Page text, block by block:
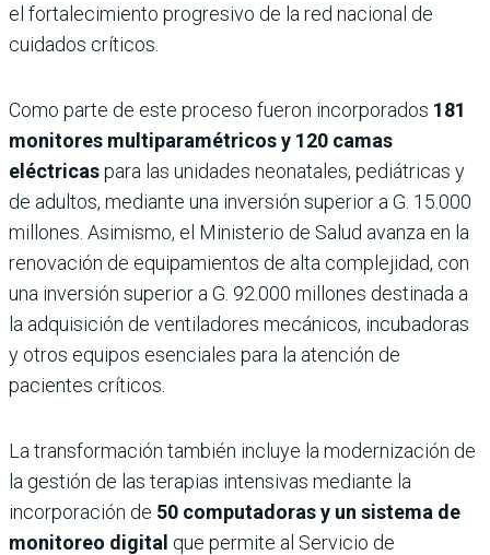
el fortalecimiento progresivo de la red nacional de
cuidados críticos.
Como parte de este proceso fueron incorporados 181
monitores multiparamétricos y 120 camas
eléctricaspara las unidades neonatales, pediátricas y
de adultos, mediante una inversión superior a G. 15.000
millones. Asimismo, el Ministerio de Salud avanza en la
renovación de equipamientos de alta complejidad, con
una inversión superior a G. 92.000 millones destinada a
la adquisición de ventiladores mecánicos, incubadoras
y otros equipos esenciales para la atención de
pacientes críticos.
La transformación también incluye la modernización de
la gestión de las terapias intensivas mediante la
incorporación de 50 computadoras y un sistema de
monitoreo digital que permite al Servicio de